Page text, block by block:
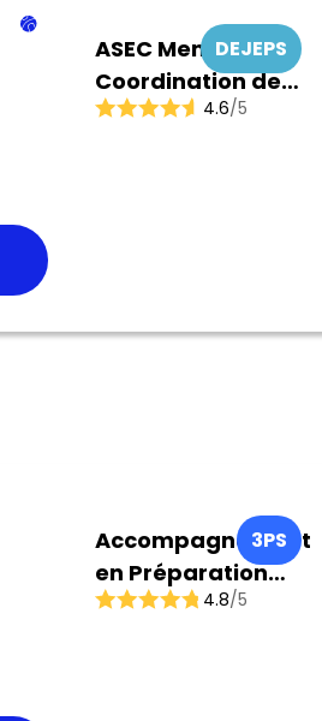
DEJEPS
ASEC Mention
Coordination de
Projets
4.6/5
3PS
Accompagnement
en Préparation
Physique et
4.8/5